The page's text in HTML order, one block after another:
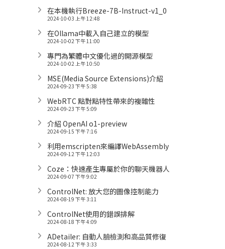
在本機執行Breeze-7B-Instruct-v1_0
2024-10-03 上午 12:48
在Ollama中載入自己建立的模型
2024-10-02 下午 11:00
專門為繁體中文優化過的開源模型
2024-10-02 上午 10:50
MSE(Media Source Extensions)介紹
2024-09-23 下午 5:38
WebRTC 點對點特性帶來的複雜性
2024-09-23 下午 5:09
介紹 OpenAI o1-preview
2024-09-15 下午 7:16
利用emscripten來編譯WebAssembly
2024-09-12 下午 12:03
Coze：快速產生專屬於你的聊天機器人
2024-09-07 下午 9:02
ControlNet: 放大您的圖像控制能力
2024-08-19 下午 3:11
ControlNet使用的錯誤排解
2024-08-18 下午 4:09
ADetailer: 自動人臉檢測和高品質修復
2024-08-12 下午 3:33